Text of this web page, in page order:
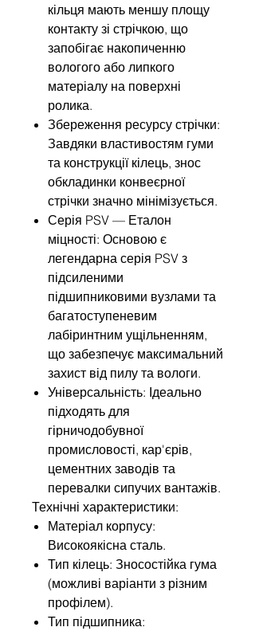
кільця мають меншу площу
контакту зі стрічкою, що
запобігає накопиченню
вологого або липкого
матеріалу на поверхні
ролика.
Збереження ресурсу стрічки:
Завдяки властивостям гуми
та конструкції кілець, знос
обкладинки конвеєрної
стрічки значно мінімізується.
Серія PSV — Еталон
міцності: Основою є
легендарна серія PSV з
підсиленими
підшипниковими вузлами та
багатоступеневим
лабіринтним ущільненням,
що забезпечує максимальний
захист від пилу та вологи.
Універсальність: Ідеально
підходять для
гірничодобувної
промисловості, кар'єрів,
цементних заводів та
перевалки сипучих вантажів.
Технічні характеристики:
Матеріал корпусу:
Високоякісна сталь.
Тип кілець: Зносостійка гума
(можливі варіанти з різним
профілем).
Тип підшипника: